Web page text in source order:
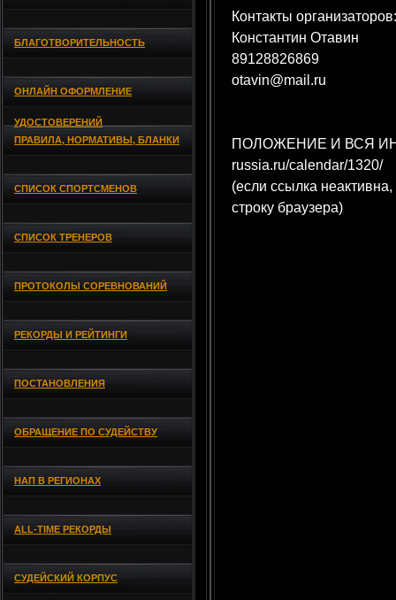
БЛАГОТВОРИТЕЛЬНОСТЬ
ОНЛАЙН ОФОРМЛЕНИЕ
УДОСТОВЕРЕНИЙ
ПРАВИЛА, НОРМАТИВЫ, БЛАНКИ
СПИСОК СПОРТСМЕНОВ
СПИСОК ТРЕНЕРОВ
ПРОТОКОЛЫ СОРЕВНОВАНИЙ
РЕКОРДЫ И РЕЙТИНГИ
ПОСТАНОВЛЕНИЯ
ОБРАЩЕНИЕ ПО СУДЕЙСТВУ
НАП В РЕГИОНАХ
ALL-TIME РЕКОРДЫ
СУДЕЙСКИЙ КОРПУС
Контакты организаторов:
Константин Отавин
89128826869
otavin@mail.ru
ПОЛОЖЕНИЕ И ВСЯ
russia.ru/calendar/1320/
(если ссылка
строку браузера)